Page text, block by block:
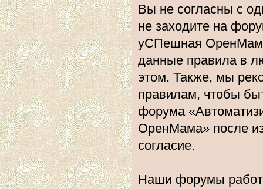
Вы не согласны с
не заходите на
уСПешная
данные правила в
этом. Также, мы
правилам, чтобы
форума
ОренМама» после
согласие.
Наши форумы